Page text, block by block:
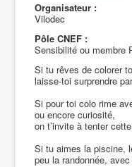
Organisateur :
Vilodec
Pôle CNEF :
Sensibilité ou membre
Si tu rêves de colorer
laisse-toi surprendre
Si pour toi colo rime
ou encore curiosité,
on t’invite à tenter
Si tu aimes la piscine,
peu la randonnée,